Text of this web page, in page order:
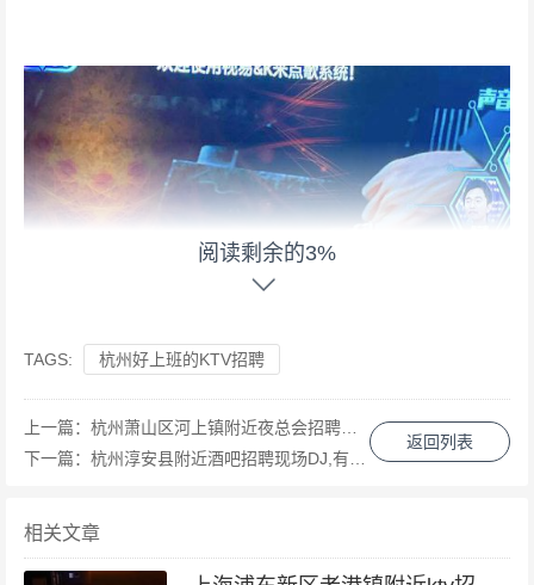
阅读剩余的3%
TAGS: 杭州好上班的KTV招聘
返回列表
上一篇： 杭州萧山区河上镇附近夜总会招聘商务接待,有哪些工作岗位
下一篇： 杭州淳安县附近酒吧招聘现场DJ,有学历要求吗？
相关文章